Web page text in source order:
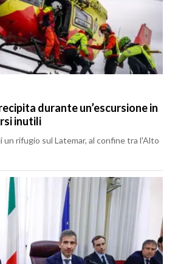
durante un’escursione in
inutili
un rifugio sul Latemar, al confine tra l'Alto